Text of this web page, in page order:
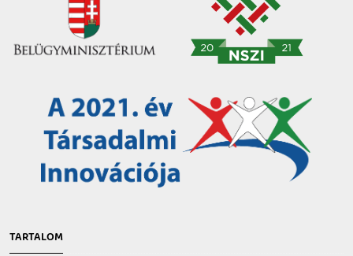
TARTALOM